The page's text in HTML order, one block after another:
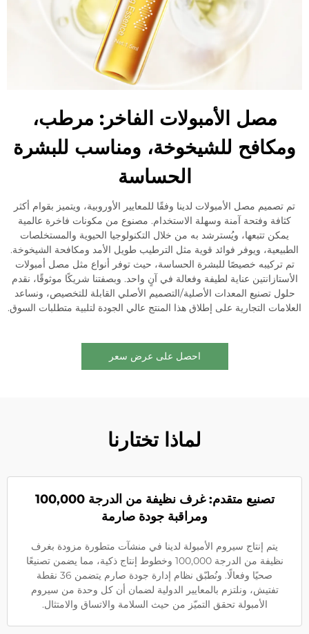
مصل الأمبولات الفاخر: مرطب،
ومكافح للشيخوخة، ومناسب للبشرة
الحساسة
تم تصميم مصل الأمبولات لدينا وفقًا للمعايير الأوروبية، ويتميز بقوام أكثر
كثافة وفتحة آمنة وسهلة الاستخدام. مصنوع من مكونات فاخرة عالمية
يمكن تتبعها، ويُسترشد به من خلال التكنولوجيا الحيوية والمستخلصات
الطبيعية، ويوفر فوائد قوية مثل الترطيب طويل الأمد ومكافحة الشيخوخة.
تم تركيبه خصيصًا للبشرة الحساسة، حيث توفر أنواع مثل مصل أمبولات
الأستازانتين عناية لطيفة وفعالة في آنٍ واحد. وبصفتنا شريكًا موثوقًا، نقدم
حلول تصنيع المعدات الأصلية/التصميم الأصلي القابلة للتخصيص، ونساعد
العلامات التجارية على إطلاق هذا المنتج عالي الجودة لتلبية متطلبات السوق.
احصل على عرض سعر
لماذا تختارنا
تصنيع متقدم: غرف نظيفة من الدرجة 100,000
ومراقبة جودة صارمة
يتم إنتاج سيروم الأمبولة لدينا في منشآت متطورة مزودة بغرف
نظيفة من الدرجة 100,000 وخطوط إنتاج ذكية، مما يضمن تصنيعًا
صحيًا وفعالًا. ونُطبّق نظام إدارة جودة صارم يتضمن 36 نقطة
تفتيش، ونلتزم بالمعايير الدولية لضمان أن كل وحدة من سيروم
الأمبولة تحقق التميّز من حيث السلامة والاتساق والامتثال.